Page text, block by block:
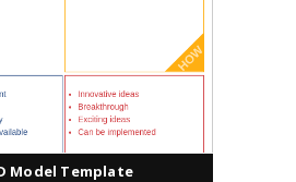
Model Template